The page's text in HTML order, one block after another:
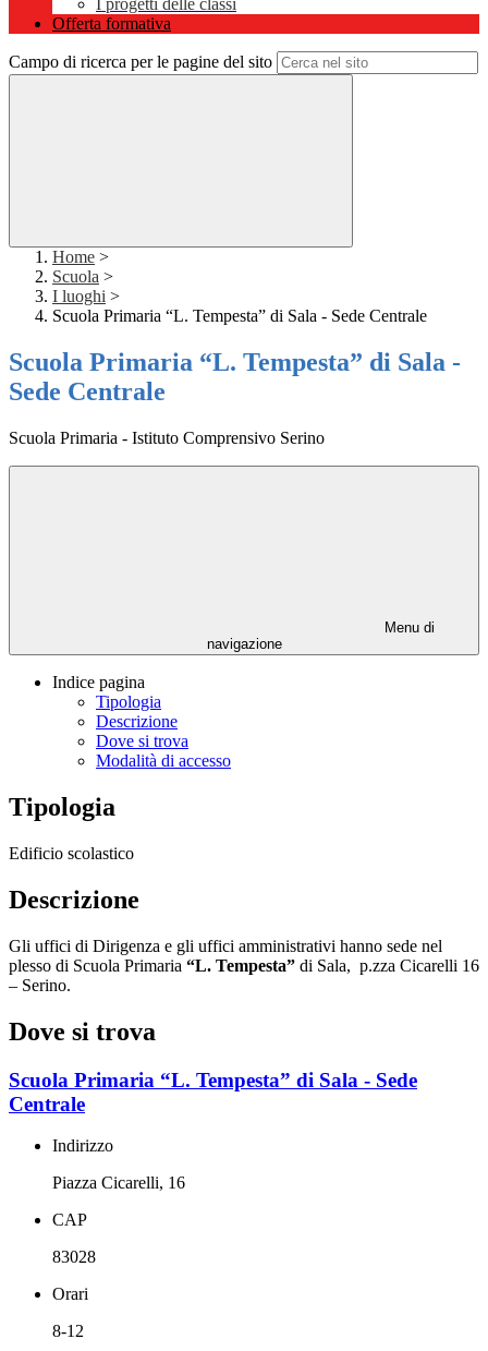
I progetti delle classi
Offerta formativa
Campo di ricerca per le pagine del sito
Home >
Scuola >
I luoghi >
Scuola Primaria “L. Tempesta” di Sala - Sede Centrale
Scuola Primaria “L. Tempesta” di Sala -
Sede Centrale
Scuola Primaria - Istituto Comprensivo Serino
Menu di
navigazione
Indice pagina
Tipologia
Descrizione
Dove si trova
Modalità di accesso
Tipologia
Edificio scolastico
Descrizione
Gli uffici di Dirigenza e gli uffici amministrativi hanno sede nel
plesso di Scuola Primaria “L. Tempesta” di Sala, p.zza Cicarelli 16
– Serino.
Dove si trova
Scuola Primaria “L. Tempesta” di Sala - Sede
Centrale
Indirizzo
Piazza Cicarelli, 16
CAP
83028
Orari
8-12